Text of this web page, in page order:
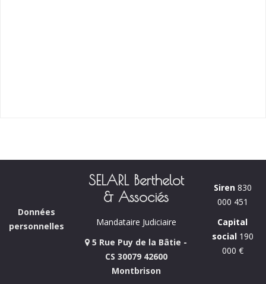
Données
personnelles
SELARL Berthelot
& Associés
Mandataire Judiciaire
5 Rue Puy de la Bâtie -
CS 30079 42600
Montbrison
Siren830
000 451
Capital
social190
000 €